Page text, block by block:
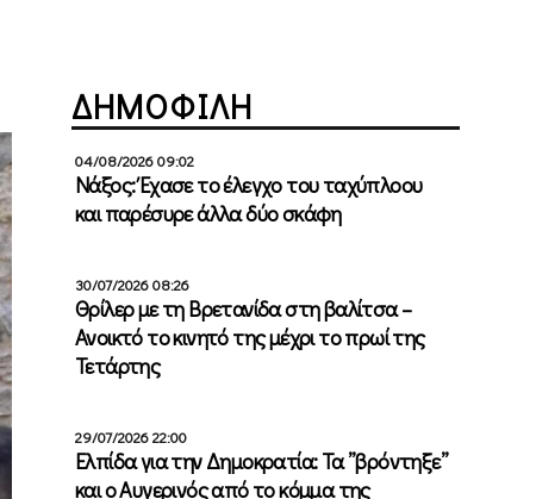
ΔΗΜΟΦΙΛΗ
04/08/2026 09:02
Νάξος: Έχασε το έλεγχο του ταχύπλοου
και παρέσυρε άλλα δύο σκάφη
30/07/2026 08:26
Θρίλερ με τη Βρετανίδα στη βαλίτσα –
Ανοικτό το κινητό της μέχρι το πρωί της
Τετάρτης
29/07/2026 22:00
Ελπίδα για την Δημοκρατία: Τα ”βρόντηξε”
και ο Αυγερινός από το κόμμα της